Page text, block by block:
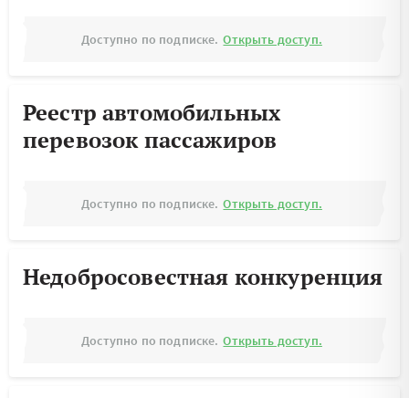
Доступно по подписке. Открыть доступ.
Реестр автомобильных
перевозок пассажиров
Доступно по подписке. Открыть доступ.
Недобросовестная конкуренция
Доступно по подписке. Открыть доступ.